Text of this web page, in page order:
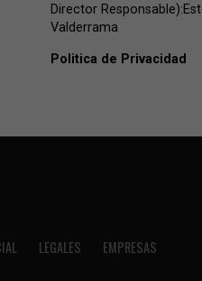
Director
Valderrama
Politica de Privacidad
LEGALES EMPRESAS